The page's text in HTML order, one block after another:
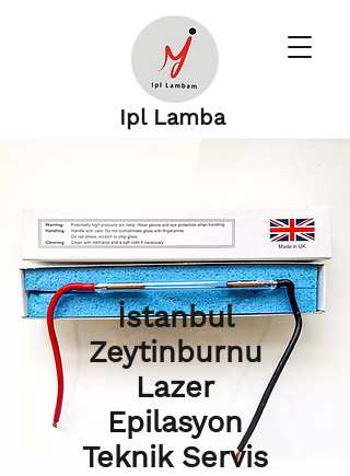
Ipl Lamba
İstanbul
Zeytinburnu
Lazer
Epilasyon
Teknik Servis